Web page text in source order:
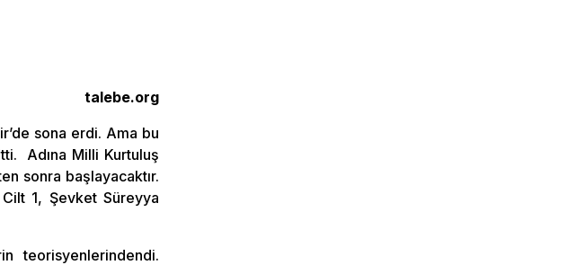
talebe.org
sona erdi. Ama bu
Adına Milli Kurtuluş
sonra başlayacaktır.
1, Şevket Süreyya
teorisyenlerindendi.